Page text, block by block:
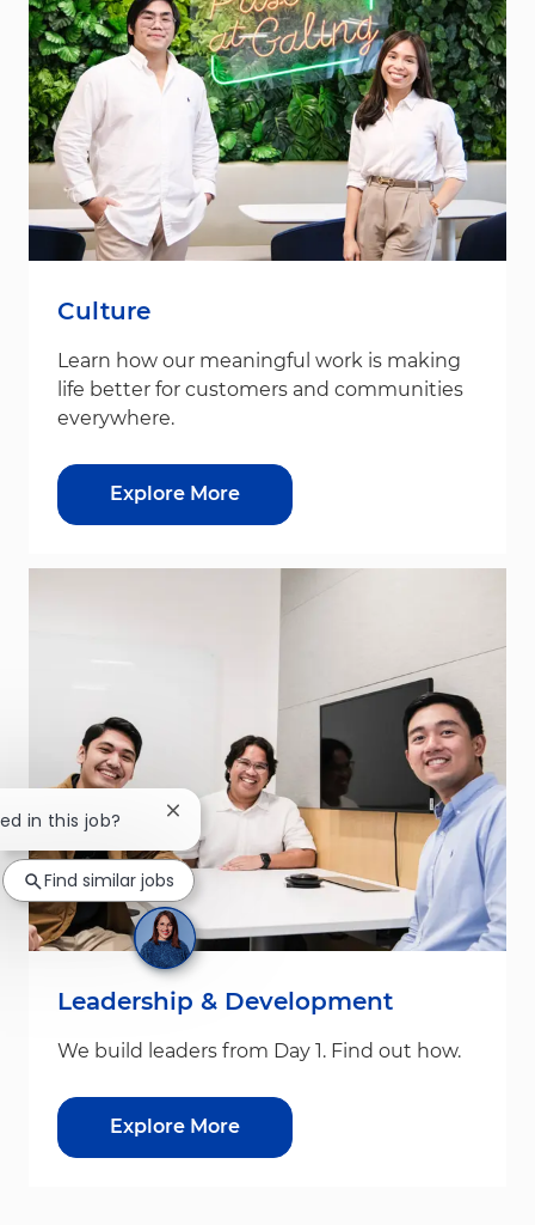
Culture
Learn how our meaningful work is making
life better for customers and communities
everywhere.
Explore More
Leadership & Development
We build leaders from Day 1. Find out how.
Explore More
in this job? Close chatbot notification
Find similar jobs